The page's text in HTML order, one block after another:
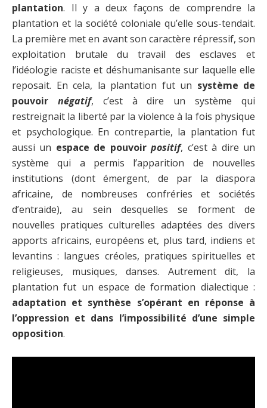
plantation. Il y a deux façons de comprendre la
plantation et la société coloniale qu’elle sous-tendait.
La première met en avant son caractère répressif, son
exploitation brutale du travail des esclaves et
l’idéologie raciste et déshumanisante sur laquelle elle
reposait. En cela, la plantation fut un système de
pouvoir négatif, c’est à dire un système qui
restreignait la liberté par la violence à la fois physique
et psychologique. En contrepartie, la plantation fut
aussi un espace de pouvoirpositif, c’est à dire un
système qui a permis l’apparition de nouvelles
institutions (dont émergent, de par la diaspora
africaine, de nombreuses confréries et sociétés
d’entraide), au sein desquelles se forment de
nouvelles pratiques culturelles adaptées des divers
apports africains, européens et, plus tard, indiens et
levantins : langues créoles, pratiques spirituelles et
religieuses, musiques, danses. Autrement dit, la
plantation fut un espace de formation dialectique :
adaptation et synthèse s’opérant en réponse à
l’oppression et dans l’impossibilité d’une simple
opposition.